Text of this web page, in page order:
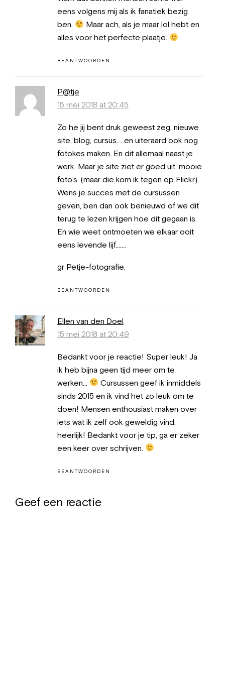
eens volgens mij als ik fanatiek bezig
ben.
Maar ach, als je maar lol hebt en
alles voor het perfecte plaatje.
BEANTWOORDEN
P@tje
15 mei 2018 at 20:45
Zo he jij bent druk geweest zeg, nieuwe
site, blog, cursus…..en uiteraard ook nog
fotokes maken. En dit allemaal naast je
werk. Maar je site ziet er goed uit, mooie
foto’s. (maar die kom ik tegen op Flickr).
Wens je succes met de cursussen
geven, ben dan ook benieuwd of we dit
terug te lezen krijgen hoe dit gegaan is.
En wie weet ontmoeten we elkaar ooit
eens levende lijf…….
gr Petje-fotografie.
BEANTWOORDEN
Ellen van den Doel
15 mei 2018 at 20:49
Bedankt voor je reactie! Super leuk! Ja
ik heb bijna geen tijd meer om te
werken…
Cursussen geef ik inmiddels
sinds 2015 en ik vind het zo leuk om te
doen! Mensen enthousiast maken over
iets wat ik zelf ook geweldig vind,
heerlijk! Bedankt voor je tip, ga er zeker
een keer over schrijven.
BEANTWOORDEN
Geef een reactie